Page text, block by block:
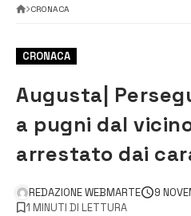
CRONACA
CRONACA
Augusta|
a pugni dal
arrestato dai
REDAZIONE WEBMARTE 9
1 MINUTI DI LETTURA